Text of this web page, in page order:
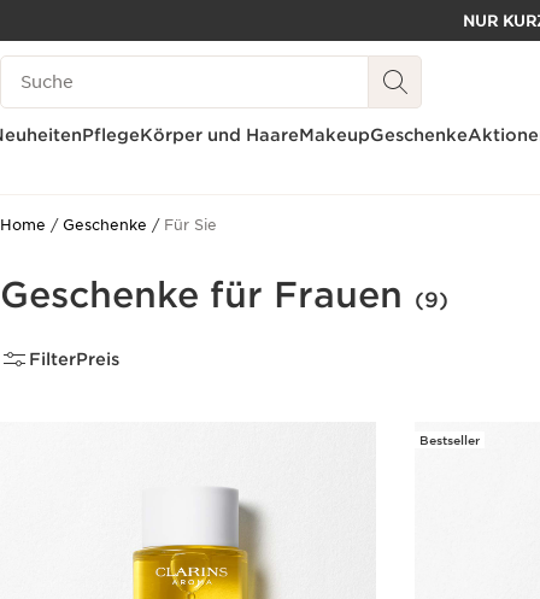
WEITER ZUM INHALT
NUR
Legende suchen
PflegeKörper und HaareMakeupGeschenke
Home Geschenke Für Sie
Geschenke für Frauen (9)
FilterPreis
Bestseller